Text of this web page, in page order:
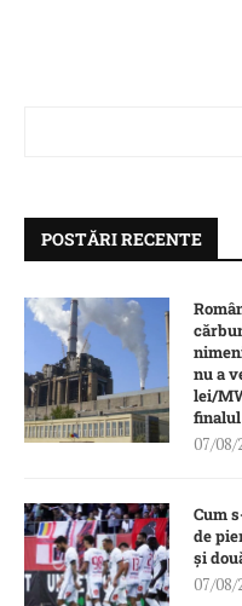
POSTĂRI RECENTE
nu a
lei/
finalul
07/08/
Cum
de
și
07/08/